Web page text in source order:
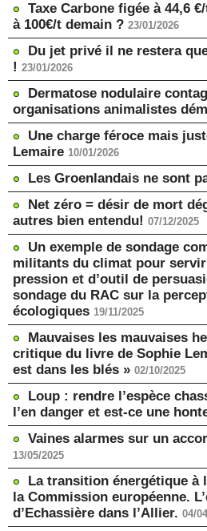
Taxe Carbone figée à 44,6
à 100€/t demain ? 23/01/2026
Du jet privé il ne restera
! 23/01/2026
Dermatose nodulaire
organisations animalistes
Une charge féroce mais
Lemaire 10/01/2026
Les Groenlandais ne sont
Net zéro = désir de mort
autres bien entendu! 07/12/2025
Un exemple de sondage
militants du climat pour servir
pression et d’outil de
sondage du RAC sur la
écologiques 19/11/2025
Mauvaises les mauvaises
critique du livre de Sophie
est dans les blés » 02/10/2025
Loup : rendre l’espèce
l’en danger et est-ce une
Vaines alarmes sur un
13/05/2025
La transition énergétique à
la Commission européenne.
d’Echassière dans l’Allier. 04/